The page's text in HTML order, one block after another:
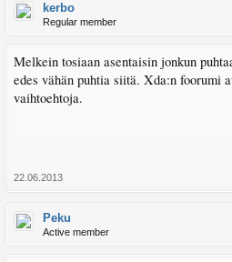
kerbo
Regular member
Melkein tosiaan asentaisin jonkun
edes vähän puhtia siitä. Xda:n foorumi
vaihtoehtoja.
22.06.2013
Peku
Active member